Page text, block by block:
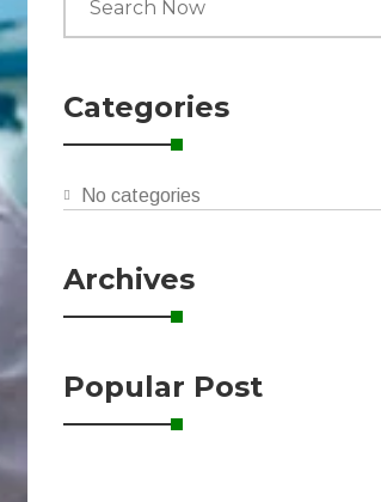
Categories
No categories
Archives
Popular Post